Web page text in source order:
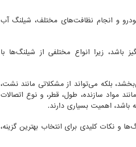
و انجام نظافت‌های مختلف، شیلنگ آب
باشد، زیرا انواع مختلفی از شیلنگ‌ها با
بلکه می‌تواند از مشکلاتی مانند نشت،
مواد سازنده، طول، قطر، و نوع اتصالات
باشد، اهمیت بسیاری دارند.
و نکات کلیدی برای انتخاب بهترین گزینه،